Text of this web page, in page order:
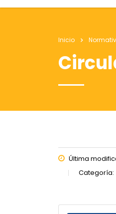
Inicio
Última
Categoría: